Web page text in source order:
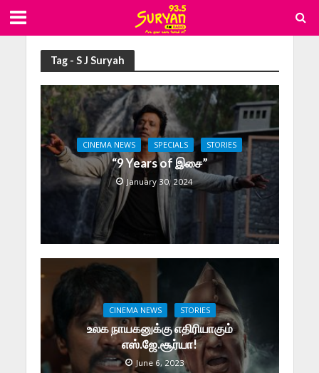
Tag - S J Suryah
CINEMA NEWS SPECIALS STORIES
“9 Years of இசை”
January 30, 2024
CINEMA NEWS STORIES
உலக நாயகனுக்கு எதிரியாகும்
எஸ்.ஜே.சூர்யா!
June 6, 2023